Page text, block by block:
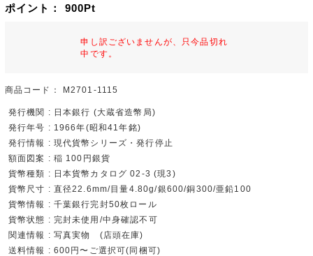
ポイント： 900Pt
申し訳ございませんが、只今品切れ
中です。
商品コード： M2701-1115
発行機関 : 日本銀行 (大蔵省造幣局)
発行年号 : 1966年(昭和41年銘)
発行情報 : 現代貨幣シリーズ・発行停止
額面図案 : 稲 100円銀貨
貨幣種類 : 日本貨幣カタログ 02-3 (現3)
貨幣尺寸 : 直径22.6mm/目量4.80g/銀600/銅300/亜鉛100
貨幣情報 : 千葉銀行完封50枚ロール
貨幣状態 : 完封未使用/中身確認不可
関連情報 : 写真実物 (店頭在庫)
送料情報 : 600円〜ご選択可(同梱可)